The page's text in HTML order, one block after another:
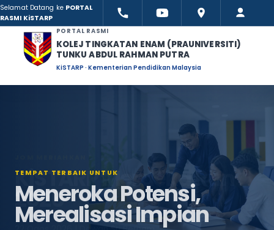
Selamat Datang ke PORTAL
RASMI KiSTARP
PORTAL RASMI
KOLEJ TINGKATAN ENAM (PRAUNIVERSITI)
TUNKU ABDUL RAHMAN PUTRA
KiSTARP · Kementerian Pendidikan Malaysia
TEMPAT TERBAIK UNTUK
Meneroka Potensi,
Merealisasi Impian